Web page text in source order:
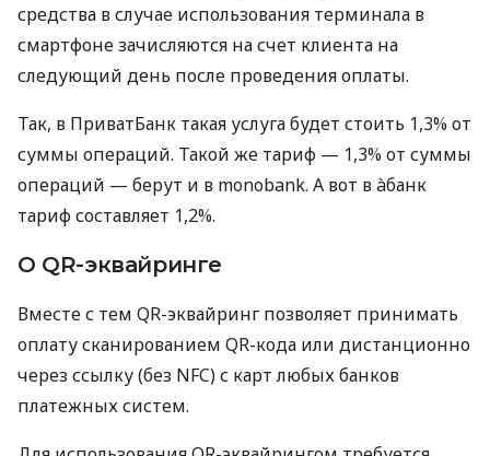
средства в случае использования терминала в
смартфоне зачисляются на счет клиента на
следующий день после проведения оплаты.
Так, в ПриватБанк такая услуга будет стоить 1,3% от
суммы операций. Такой же тариф — 1,3% от суммы
операций — берут и в monobank. А вот в àбанк
тариф составляет 1,2%.
О QR-эквайринге
Вместе с тем QR-эквайринг позволяет принимать
оплату сканированием QR-кода или дистанционно
через ссылку (без NFC) с карт любых банков
платежных систем.